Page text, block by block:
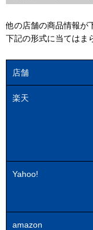
他の店舗の商品情報が
下記の形式に当てはま
店舗
楽天
Yahoo!
amazon